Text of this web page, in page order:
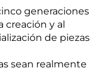
generaciones
creación y al
de piezas
sean realmente